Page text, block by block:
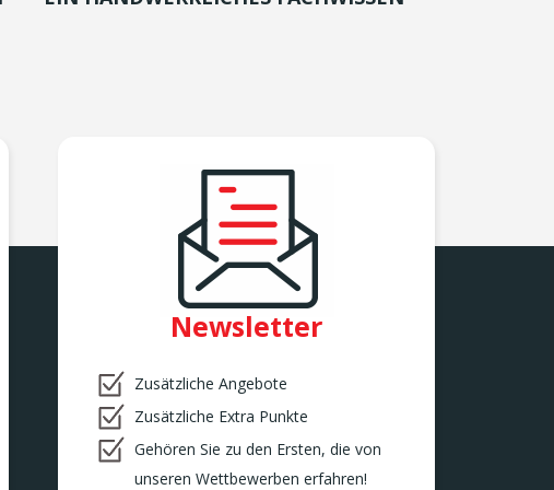
Newsletter
Zusätzliche Angebote
Zusätzliche Extra Punkte
Gehören Sie zu den Ersten, die von
unseren Wettbewerben erfahren!